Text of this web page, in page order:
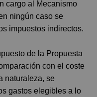
cargo al Mecanismo
ningún caso se
impuestos indirectos.
de la Propuesta
con el coste
naturaleza, se
gastos elegibles a lo